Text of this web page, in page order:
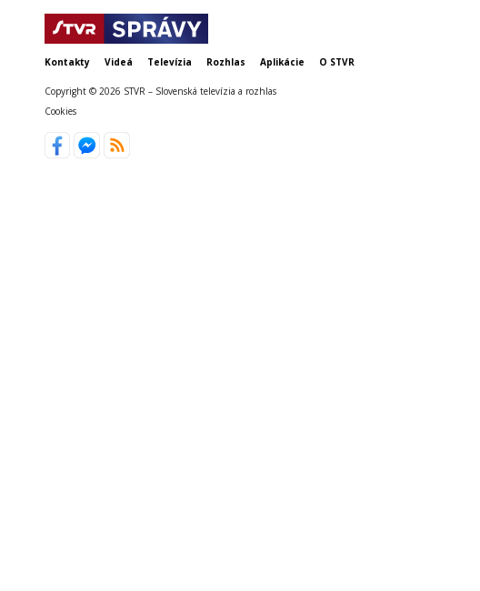
Kontakty Videá Televízia Rozhlas Aplikácie O STVR
Copyright © 2026 STVR – Slovenská televízia a rozhlas
Cookies